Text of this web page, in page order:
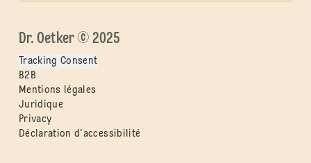
Dr. Oetker © 2025
Tracking Consent
B2B
Mentions légales
Juridique
Privacy
Déclaration d'accessibilité